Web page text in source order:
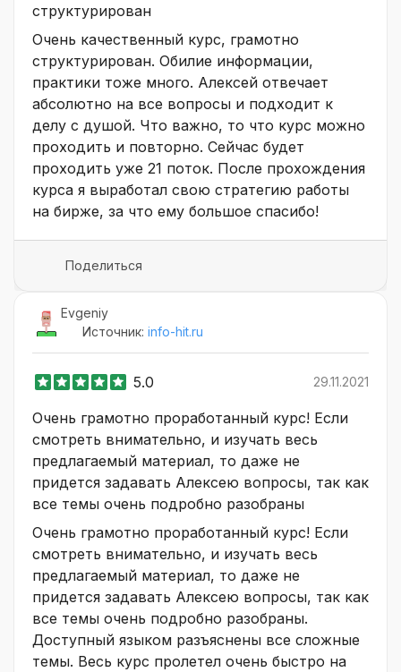
структурирован
Очень качественный курс, грамотно
структурирован. Обилие информации,
практики тоже много. Алексей отвечает
абсолютно на все вопросы и подходит к
делу с душой. Что важно, то что курс можно
проходить и повторно. Сейчас будет
проходить уже 21 поток. После прохождения
курса я выработал свою стратегию работы
на бирже, за что ему большое спасибо!
Поделиться
Evgeniy
Источник: info-hit.ru
5.0 29.11.2021
Очень грамотно проработанный курс! Если
смотреть внимательно, и изучать весь
предлагаемый материал, то даже не
придется задавать Алексею вопросы, так как
все темы очень подробно разобраны
Очень грамотно проработанный курс! Если
смотреть внимательно, и изучать весь
предлагаемый материал, то даже не
придется задавать Алексею вопросы, так как
все темы очень подробно разобраны.
Доступный языком разъяснены все сложные
темы. Весь курс пролетел очень быстро на